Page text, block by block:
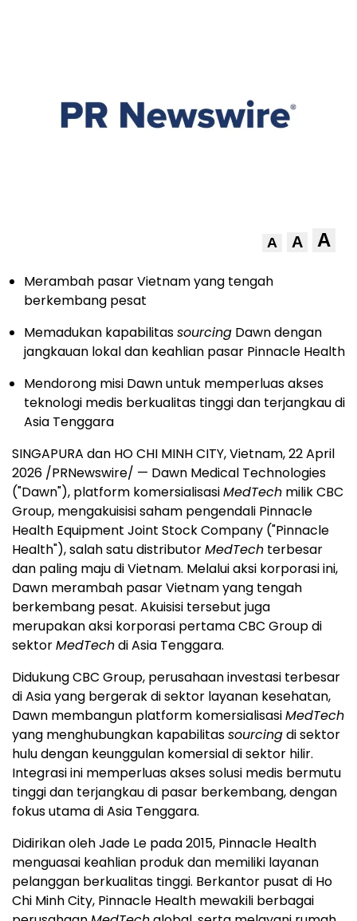
A A A
Merambah pasar Vietnam yang tengah
berkembang pesat
Memadukan kapabilitassourcing Dawn dengan
jangkauan lokal dan keahlian pasar Pinnacle Health
Mendorong misi Dawn untuk memperluas akses
teknologi medis berkualitas tinggi dan terjangkau di
Asia Tenggara
SINGAPURA dan HO CHI MINH CITY, Vietnam, 22 April
2026 /PRNewswire/ — Dawn Medical Technologies
("Dawn"), platform komersialisasiMedTech milik CBC
Group, mengakuisisi saham pengendali Pinnacle
Health Equipment Joint Stock Company ("Pinnacle
Health"), salah satu distributorMedTech terbesar
dan paling maju di Vietnam. Melalui aksi korporasi ini,
Dawn merambah pasar Vietnam yang tengah
berkembang pesat. Akuisisi tersebut juga
merupakan aksi korporasi pertama CBC Group di
sektorMedTechdi Asia Tenggara.
Didukung CBC Group, perusahaan investasi terbesar
di Asia yang bergerak di sektor layanan kesehatan,
Dawn membangun platform komersialisasiMedTech
yang menghubungkan kapabilitassourcingdi sektor
hulu dengan keunggulan komersial di sektor hilir.
Integrasi ini memperluas akses solusi medis bermutu
tinggi dan terjangkau di pasar berkembang, dengan
fokus utama di Asia Tenggara.
Didirikan oleh Jade Le pada 2015, Pinnacle Health
menguasai keahlian produk dan memiliki layanan
pelanggan berkualitas tinggi. Berkantor pusat di Ho
Chi Minh City, Pinnacle Health mewakili berbagai